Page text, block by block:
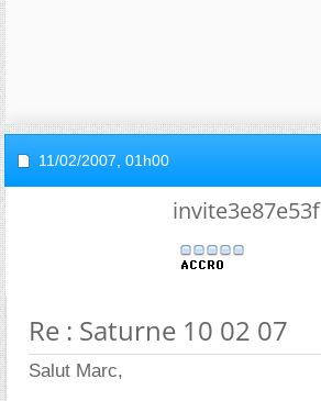
11/02/2007, 01h00
invite3e87e53f
Re : Saturne 10 02 07
Salut Marc,